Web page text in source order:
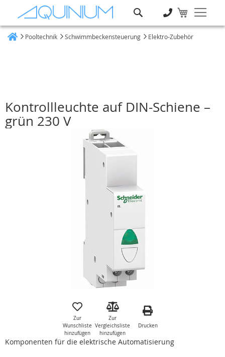
Pooltechnik Schwimmbeckensteuerung Elektro-Zubehör
Kontrollleuchte auf DIN-Schiene –
grün 230 V
Zur
Wunschliste
hinzufügen
Zur
Vergleichsliste
hinzufügen
Drucken
Komponenten für die elektrische Automatisierung